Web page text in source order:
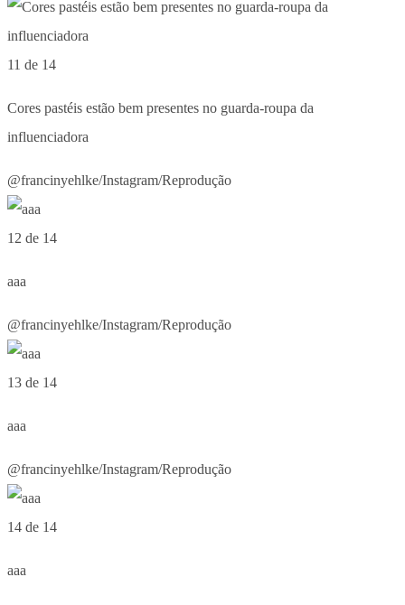
11 de 14
Cores pastéis estão bem presentes no guarda-roupa da
influenciadora
@francinyehlke/Instagram/Reprodução
12 de 14
aaa
@francinyehlke/Instagram/Reprodução
13 de 14
aaa
@francinyehlke/Instagram/Reprodução
14 de 14
aaa